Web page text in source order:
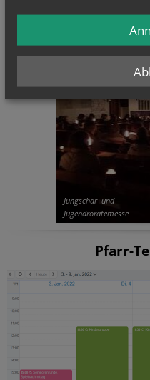
CHRONIK
Jungschar- und
Jugendroratemesse
Pfarr-